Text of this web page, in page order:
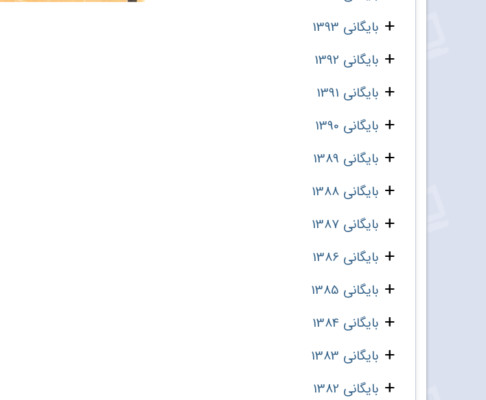
بایگانی 1393
بایگانی 1392
بایگانی 1391
بایگانی 1390
بایگانی 1389
بایگانی 1388
بایگانی 1387
بایگانی 1386
بایگانی 1385
بایگانی 1384
بایگانی 1383
بایگانی 1382